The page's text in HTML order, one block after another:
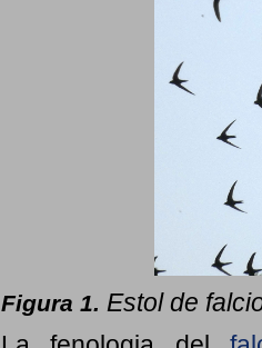
Figura 1. Estol de